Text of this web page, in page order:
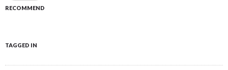
RECOMMEND
TAGGED IN